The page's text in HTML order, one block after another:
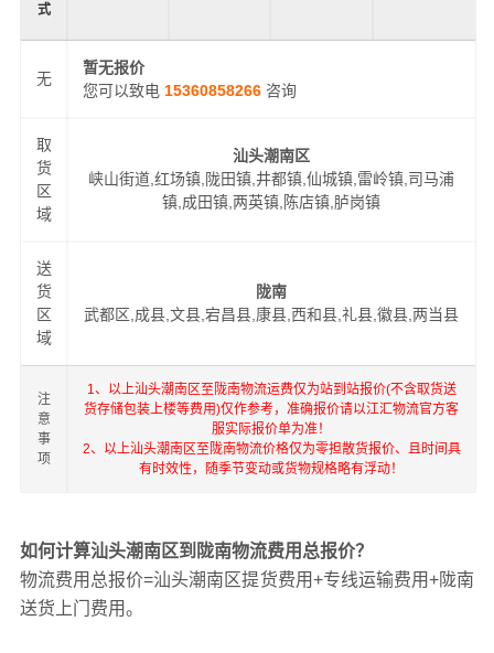
式
无
暂无报价
您可以致电 15360858266 咨询
取
货
区
域
汕头潮南区
峡山街道,红场镇,陇田镇,井都镇,仙城镇,雷岭镇,司马浦
镇,成田镇,两英镇,陈店镇,胪岗镇
送
货
区
域
陇南
武都区,成县,文县,宕昌县,康县,西和县,礼县,徽县,两当县
注
意
事
项
1、以上汕头潮南区至陇南物流运费仅为站到站报价(不含取货送
货存储包装上楼等费用)仅作参考，准确报价请以江汇物流官方客
服实际报价单为准！
2、以上汕头潮南区至陇南物流价格仅为零担散货报价、且时间具
有时效性，随季节变动或货物规格略有浮动！
如何计算汕头潮南区到陇南物流费用总报价？
物流费用总报价=汕头潮南区提货费用+专线运输费用+陇南
送货上门费用。